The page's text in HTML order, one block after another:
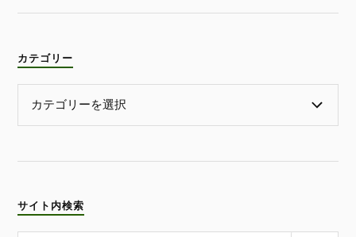
カテゴリー
サイト内検索